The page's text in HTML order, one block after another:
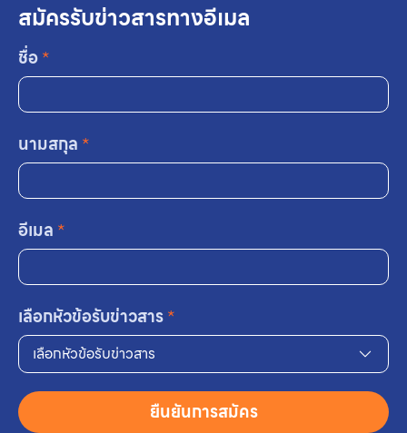
สมัครรับข่าวสารทางอีเมล
ชื่อ*
นามสกุล *
อีเมล *
เลือกหัวข้อรับข่าวสาร*
เลือกหัวข้อรับข่าวสาร
ยืนยันการสมัคร